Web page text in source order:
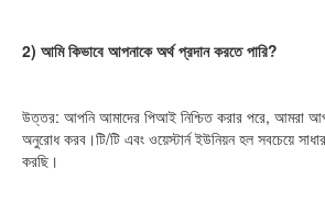
2) আমি কিভাবে আপনাকে অর্থ প্রদান করতে পারি?
উত্তর: আপনি আমাদের পিআই নিশ্চিত করার পরে, আমরা
অনুরোধ করব।টি/টি এবং ওয়েস্টার্ন ইউনিয়ন হল সবচেয়ে
করছি।